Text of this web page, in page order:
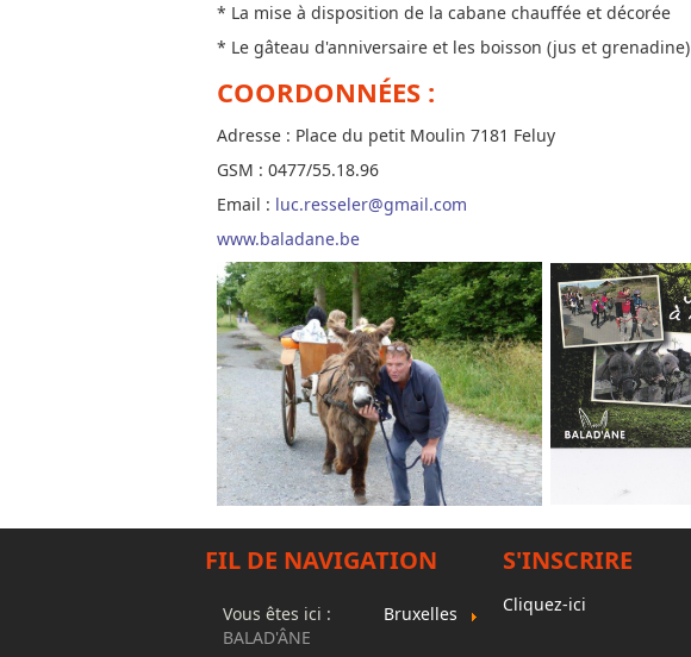
* La mise à disposition de la cabane chauffée et décorée
* Le gâteau d'anniversaire et les boisson (jus et grenadine)
COORDONNÉES :
Adresse : Place du petit Moulin 7181 Feluy
GSM : 0477/55.18.96
Email : luc.resseler@gmail.com
www.baladane.be
FIL DE NAVIGATION
Vous êtes ici :
Bruxelles
BALAD'ÂNE
S'INSCRIRE
Cliquez-ici